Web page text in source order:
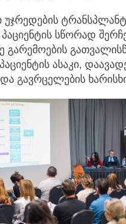
უჯრედების
სწორად
გარემოების
ასაკი,
გავრცელების